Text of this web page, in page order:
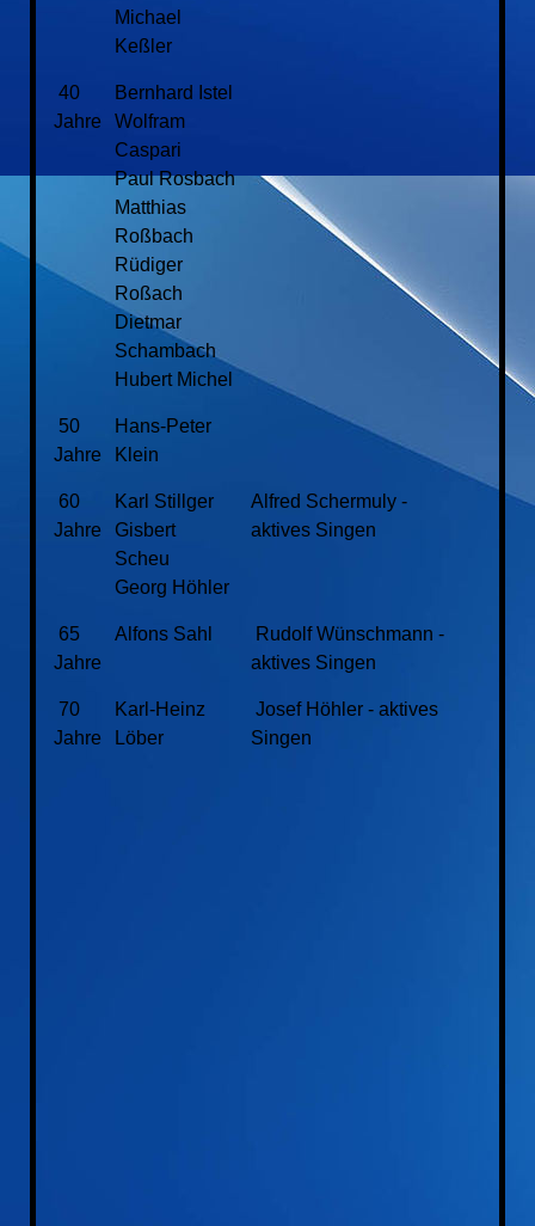
Michael
Keßler
40
Jahre
Bernhard Istel
Wolfram
Caspari
Paul Rosbach
Matthias
Roßbach
Rüdiger
Roßach
Dietmar
Schambach
Hubert Michel
50
Jahre
Hans-Peter
Klein
60
Jahre
Karl Stillger
Gisbert
Scheu
Georg Höhler
Alfred Schermuly -
aktives Singen
65
Jahre
Alfons Sahl
Rudolf Wünschmann -
aktives Singen
70
Jahre
Karl-Heinz
Löber
Josef Höhler - aktives
Singen